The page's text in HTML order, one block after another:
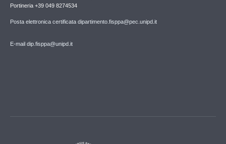
Portineria +39 049 8274534
Posta elettronica certificata dipartimento.fisppa@pec.unipd.it
E-mail dip.fisppa@unipd.it